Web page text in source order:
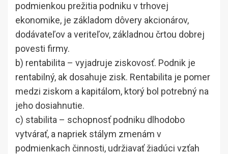
podmienkou prežitia podniku v trhovej
ekonomike, je základom dôvery akcionárov,
dodávateľov a veriteľov, základnou črtou dobrej
povesti firmy.
b) rentabilita – vyjadruje ziskovosť. Podnik je
rentabilný, ak dosahuje zisk. Rentabilita je pomer
medzi ziskom a kapitálom, ktorý bol potrebný na
jeho dosiahnutie.
c) stabilita – schopnosť podniku dlhodobo
vytvárať, a napriek stálym zmenám v
podmienkach činnosti, udržiavať žiadúci vzťah